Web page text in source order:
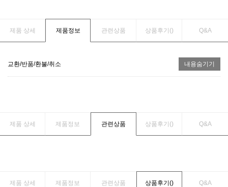
제품 상세 제품정보 관련상품 상품후기() Q&A
교환/반품/환불/취소 내용숨기기
제품 상세 제품정보 관련상품 상품후기() Q&A
제품 상세 제품정보 관련상품 상품후기() Q&A